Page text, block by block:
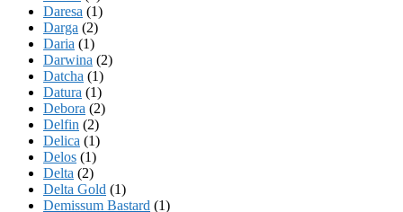
Daresa (1)
Darga (2)
Daria (1)
Darwina (2)
Datcha (1)
Datura (1)
Debora (2)
Delfin (2)
Delica (1)
Delos (1)
Delta (2)
Delta Gold (1)
Demissum Bastard (1)